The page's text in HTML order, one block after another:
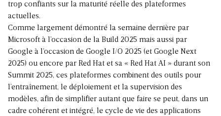
trop confiants sur la maturité réelle des plateformes
actuelles.
Comme largement démontré la semaine dernière par
Microsoft à l’occasion de la Build 2025 mais aussi par
Google à l’occasion de Google I/O 2025 (et Google Next
2025) ou encore par Red Hat et sa « Red Hat AI » durant son
Summit 2025, ces plateformes combinent des outils pour
l’entraînement, le déploiement et la supervision des
modèles, afin de simplifier autant que faire se peut, dans un
cadre cohérent et intégré, le cycle de vie des applications